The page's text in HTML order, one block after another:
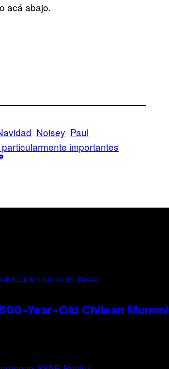
acá abajo.
Noisey Paul
importantes
AFP VIA GETTY IMAGES
Year-Old Chilean